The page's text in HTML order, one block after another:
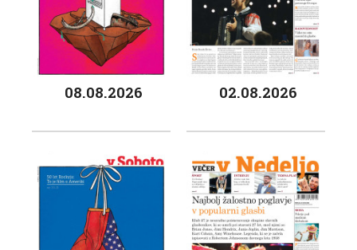
08.08.2026 02.08.2026